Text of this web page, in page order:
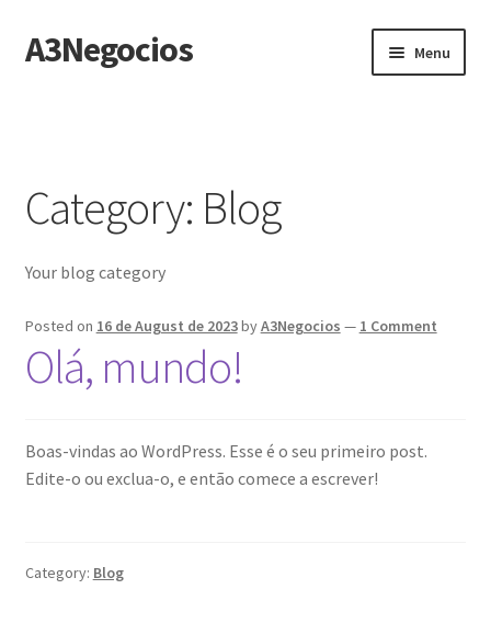
Skip
to
Skip
to
A3Negocios Menu
Página de exemplo
Teste_01
Category: Blog
Your blog category
Posted on 16 de August de 2023byA3Negocios — 1 Comment
Olá, mundo!
Boas-vindas ao WordPress. Esse é o seu primeiro post.
Edite-o ou exclua-o, e então comece a escrever!
Category: Blog